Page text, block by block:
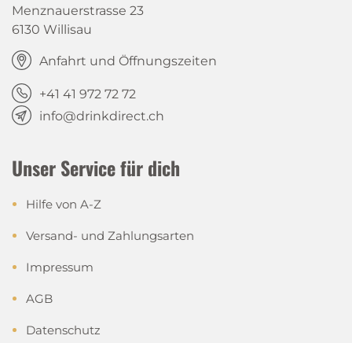
Menznauerstrasse 23
6130 Willisau
Anfahrt und Öffnungszeiten
+41 41 972 72 72
info@drinkdirect.ch
Unser Service für dich
Hilfe von A-Z
Versand- und Zahlungsarten
Impressum
AGB
Datenschutz